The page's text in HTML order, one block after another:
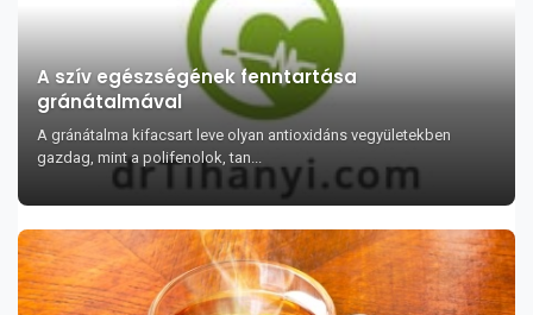
A szív egészségének fenntartása
gránátalmával
A gránátalma kifacsart leve olyan antioxidáns vegyületekben
gazdag, mint a polifenolok, tan...